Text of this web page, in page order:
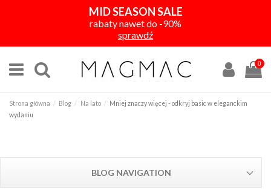
MID SEASON SALE
rabaty nawet do -90%
sprawdź
0
Strona główna Blog Na lato
Mniej znaczy więcej - odkryj basic w eleganckim
wydaniu
BLOG NAVIGATION